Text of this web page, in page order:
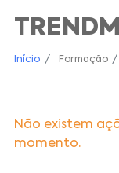
Início Formação
Não existem
momento.